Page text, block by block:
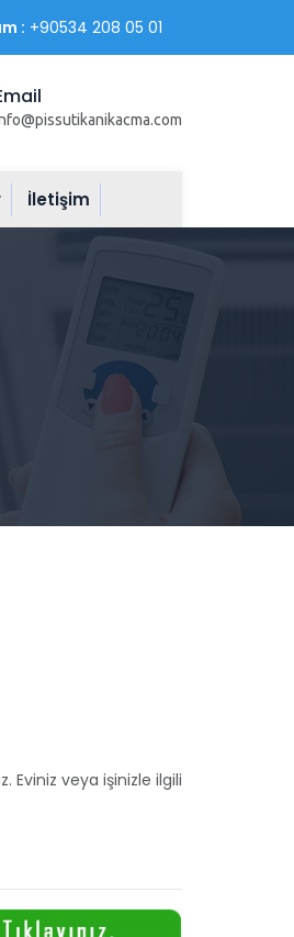
: +90534 208 05 01
İletişim
Eviniz veya işinizle ilgili